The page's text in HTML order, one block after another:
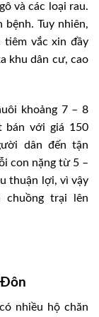
và các loại rau.
Tuy nhiên,
vắc xin đầy
khu dân cư, cao
khoảng 7 – 8
bán với giá 150
dân đến tận
con nặng từ 5 –
thuận lợi, vì vậy
trại lên
nhiều hộ chăn